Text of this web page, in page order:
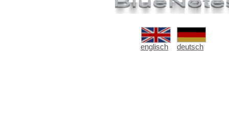
englisch deutsch